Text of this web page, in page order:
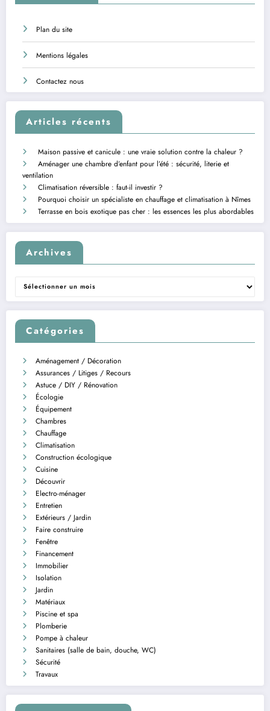
Plan du site
Mentions légales
Contactez nous
Articles récents
Maison passive et canicule : une vraie solution contre la chaleur ?
Aménager une chambre d’enfant pour l’été : sécurité, literie et
ventilation
Climatisation réversible : faut-il investir ?
Pourquoi choisir un spécialiste en chauffage et climatisation à Nîmes
Terrasse en bois exotique pas cher : les essences les plus abordables
Archives
Archives
Catégories
Aménagement / Décoration
Assurances / Litiges / Recours
Astuce / DIY / Rénovation
Écologie
Équipement
Chambres
Chauffage
Climatisation
Construction écologique
Cuisine
Découvrir
Electro-ménager
Entretien
Extérieurs / Jardin
Faire construire
Fenêtre
Financement
Immobilier
Isolation
Jardin
Matériaux
Piscine et spa
Plomberie
Pompe à chaleur
Sanitaires (salle de bain, douche, WC)
Sécurité
Travaux